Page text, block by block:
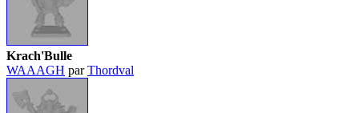
Krach'Bulle
WAAAGH parThordval